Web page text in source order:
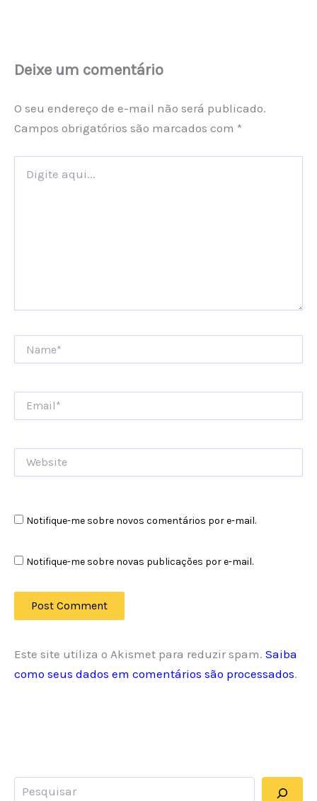
Deixe um comentário
O seu endereço de e-mail não será publicado.
Campos obrigatórios são marcados com *
aqui...
Notifique-me sobre novos comentários por e-mail.
Notifique-me sobre novas publicações por e-mail.
Este site utiliza o Akismet para reduzir spam. Saiba
como seus dados em comentários são processados.